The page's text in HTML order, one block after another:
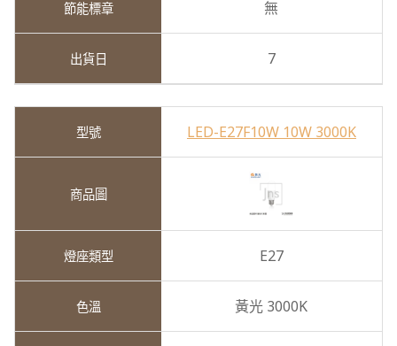
無
7
LED-E27F10W 10W 3000K
E27
黃光 3000K